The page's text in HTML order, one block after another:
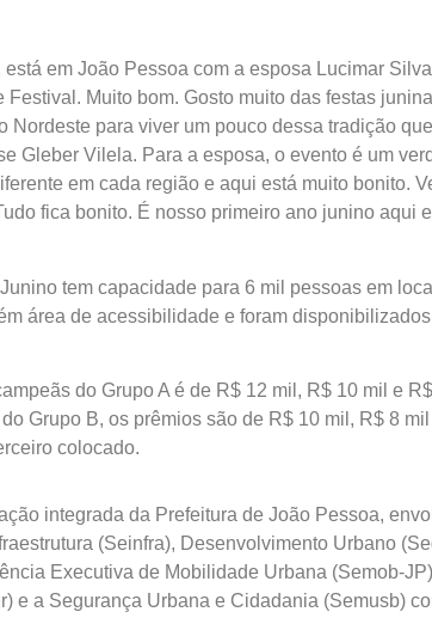
em João Pessoa com a esposa Lucimar
Muito bom. Gosto muito das festas
Nordeste para viver um pouco dessa tradição
Gleber Vilela. Para a esposa, o evento é um
em cada região e aqui está muito bonito.
fica bonito. É nosso primeiro ano junino aqui
tem capacidade para 6 mil pessoas em
área de acessibilidade e foram
do Grupo A é de R$ 12 mil, R$ 10 mil e
Grupo B, os prêmios são de R$ 10 mil, R$ 8
colocado.
integrada da Prefeitura de João Pessoa,
(Seinfra), Desenvolvimento Urbano
Executiva de Mobilidade Urbana (Semob-
e a Segurança Urbana e Cidadania (Semusb)